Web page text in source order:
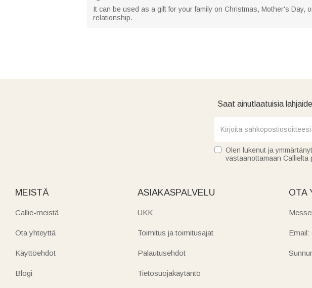
It can be used as a gift for your family on Christmas, Mother's
relationship.
Saat ainutlaatuisia
Olen lukenut ja ymmärtänyt
vastaanottamaan
MEISTÄ
Callie-meistä
Ota yhteyttä
Käyttöehdot
Blogi
ASIAKASPALVELU
UKK
Toimitus ja toimitusajat
Palautusehdot
Tietosuojakäytäntö
OTA
Email: